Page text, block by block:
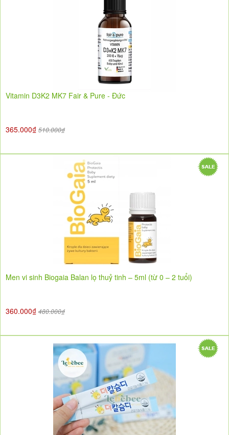
Vitamin D3K2 MK7 Fair & Pure - Đức
365.000₫ 510.000₫
Men vi sinh Biogaia Balan lọ thuỷ tinh – 5ml (từ 0 – 2 tuổi)
360.000₫ 480.000₫